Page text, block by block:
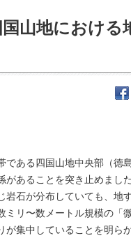
山地における
ある四国山地中央部（徳
あることを突き止めました
石が分布していても、地
リ〜数メートル規模の「
集中していることを明ら